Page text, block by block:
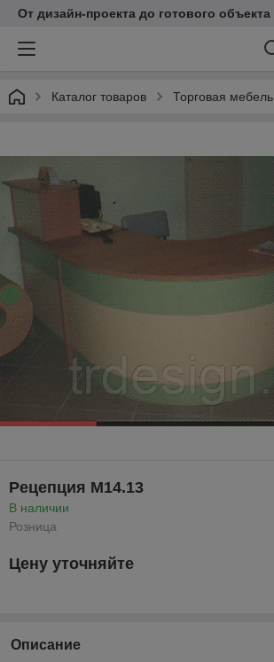
От дизайн-проекта до готового объекта
Каталог товаров Торговая мебель
Рецепция М14.13
В наличии
Розница
Цену уточняйте
Описание